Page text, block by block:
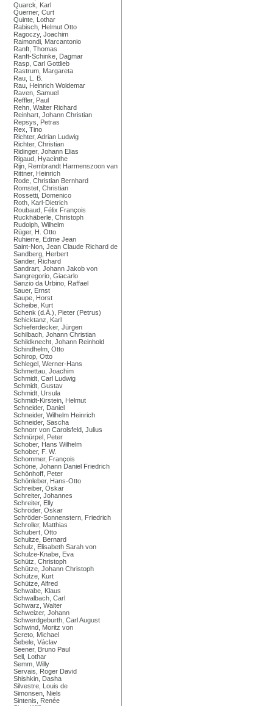
Quarck, Karl
Querner, Curt
Quinte, Lothar
Rabisch, Helmut Otto
Ragoczy, Joachim
Raimondi, Marcantonio
Ranft, Thomas
Ranft-Schinke, Dagmar
Rasp, Carl Gottlieb
Rastrum, Margareta
Rau, L. B.
Rau, Heinrich Woldemar
Raven, Samuel
Reffler, Paul
Rehn, Walter Richard
Reinhart, Johann Christian
Repsys, Petras
Rex, Tino
Richter, Adrian Ludwig
Richter, Christian
Ridinger, Johann Elias
Rigaud, Hyacinthe
Rijn, Rembrandt Harmenszoon van
Rittner, Heinrich
Rode, Christian Bernhard
Romstet, Christian
Rossetti, Domenico
Roth, Karl-Dietrich
Roubaud, Félix François
Ruckhäberle, Christoph
Rudolph, Wilhelm
Rüger, H. Otto
Ruhierre, Edme Jean
Saint-Non, Jean Claude Richard de
Sandberg, Herbert
Sander, Richard
Sandrart, Johann Jakob von
Sangregorio, Giacarlo
Sanzio da Urbino, Raffael
Sauer, Ernst
Saupe, Horst
Scheibe, Kurt
Schenk (d.Ä.), Pieter (Petrus)
Schicktanz, Karl
Schieferdecker, Jürgen
Schilbach, Johann Christian
Schildknecht, Johann Reinhold
Schindhelm, Otto
Schirop, Otto
Schlegel, Werner-Hans
Schmettau, Joachim
Schmidt, Carl Ludwig
Schmidt, Gustav
Schmidt, Ursula
Schmidt-Kirstein, Helmut
Schneider, Daniel
Schneider, Wilhelm Heinrich
Schneider, Sascha
Schnorr von Carolsfeld, Julius
Schnürpel, Peter
Schober, Hans Wilhelm
Schober, F. W.
Schommer, François
Schöne, Johann Daniel Friedrich
Schönhoff, Peter
Schönleber, Hans-Otto
Schreiber, Oskar
Schreiter, Johannes
Schreiter, Elly
Schröder, Oskar
Schröder-Sonnenstern, Friedrich
Schroller, Matthias
Schubert, Otto
Schultze, Bernard
Schulz, Elisabeth Sarah von
Schulze-Knabe, Eva
Schütz, Christoph
Schütze, Johann Christoph
Schütze, Kurt
Schütze, Alfred
Schwabe, Klaus
Schwalbach, Carl
Schwarz, Walter
Schweizer, Johann
Schwerdgeburth, Carl August
Schwind, Moritz von
Screto, Michael
Šebele, Václav
Seener, Bruno Paul
Sell, Lothar
Semm, Willy
Servais, Roger David
Shishkin, Dasha
Silvestre, Louis de
Simonsen, Niels
Sintenis, Renée